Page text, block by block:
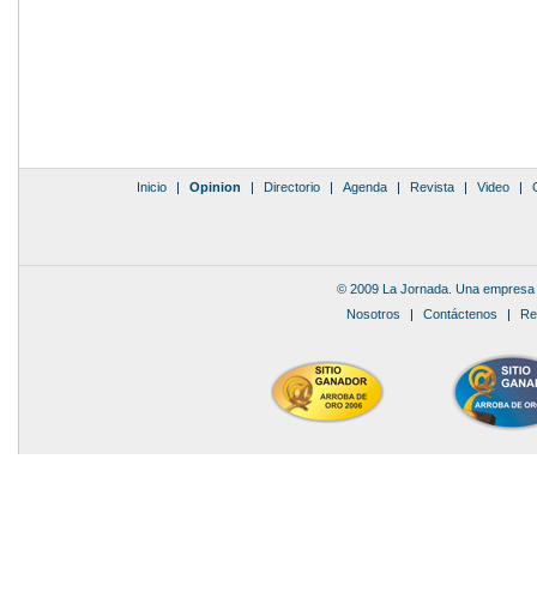
Inicio | Opinion | Directorio | Agenda | Revista | Video |
© 2009 La Jornada. Una
Nosotros | Contáctenos |